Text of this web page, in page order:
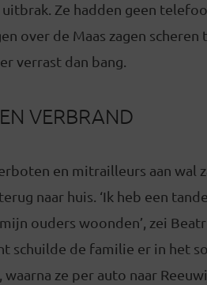
Ze hadden geen
over de Maas zagen
verrast dan bang.
VERBRAND
en mitrailleurs aan wal
naar huis. ‘Ik heb een
ouders woonden’, zei
schuilde de familie er in het
ze per auto naar